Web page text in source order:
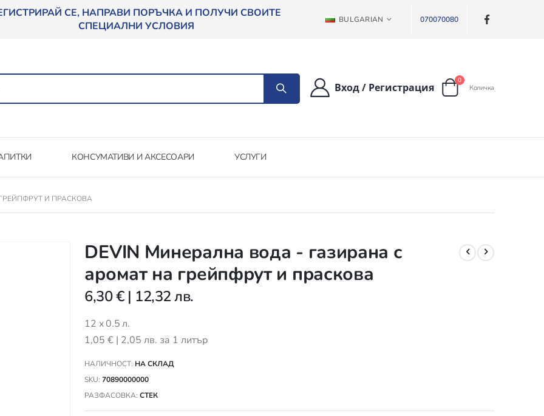
СЕ, НАПРАВИ ПОРЪЧКА И ПОЛУЧИ СВОИТЕ
СПЕЦИАЛНИ УСЛОВИЯ
ЕЗИКBULGARIAN 070070080
Вход/ Регистрация Cart
0артикули
Количка
КОНСУМАТИВИ И АКСЕСОАРИ УСЛУГИ
И ПРАСКОВА
DEVIN Минерална вода - газирана с
аромат на грейпфрут и праскова
6,30 €| 12,32 лв.
12 x 0.5 л.
1,05 € | 2,05 лв. за 1 литър
НАЛИЧНОСТ: НА СКЛАД
SKU 70890000000
РАЗФАСОВКА СТЕК